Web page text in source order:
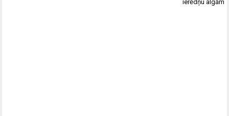
ierēdņu algām